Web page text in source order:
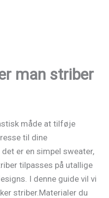
man striber
måde at tilføje
til dine
er en simpel sweater,
tilpasses på utallige
I denne guide vil vi
striber.Materialer du